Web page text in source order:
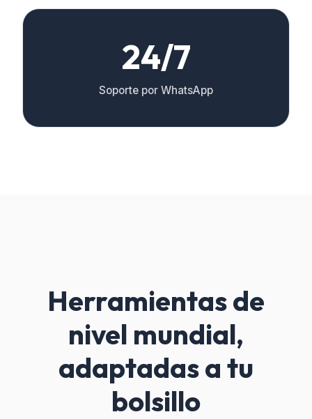
24/7
Soporte por WhatsApp
Herramientas de
nivel mundial,
adaptadas a tu
bolsillo